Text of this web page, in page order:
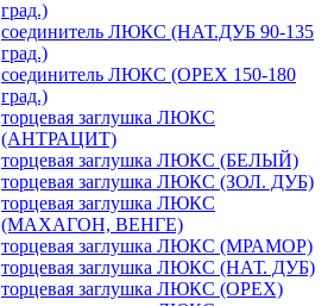
град.)
соединитель ЛЮКС (НАТ.ДУБ 90-135
град.)
соединитель ЛЮКС (ОРЕХ 150-180
град.)
торцевая заглушка ЛЮКС
(АНТРАЦИТ)
торцевая заглушка ЛЮКС (БЕЛЫЙ)
торцевая заглушка ЛЮКС (ЗОЛ. ДУБ)
торцевая заглушка ЛЮКС
(МАХАГОН, ВЕНГЕ)
торцевая заглушка ЛЮКС (МРАМОР)
торцевая заглушка ЛЮКС (НАТ. ДУБ)
торцевая заглушка ЛЮКС (ОРЕХ)